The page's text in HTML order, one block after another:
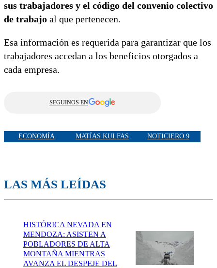
sus trabajadores y el código del convenio colectivo
de trabajo al que pertenecen.
Esa información es requerida para garantizar que los
trabajadores accedan a los beneficios otorgados a
cada empresa.
SEGUINOS EN
ECONOMÍA MATÍAS KULFAS NOTICIERO 9
LAS MÁS LEÍDAS
HISTÓRICA NEVADA EN
MENDOZA: ASISTEN A
POBLADORES DE ALTA
MONTAÑA MIENTRAS
AVANZA EL DESPEJE DEL